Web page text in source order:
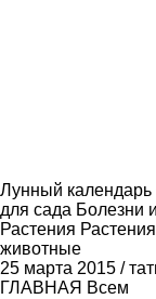
Лунный календарь
для сада Болезни
Растения Растения
животные
25 марта 2015 /
ГЛАВНАЯ Всем